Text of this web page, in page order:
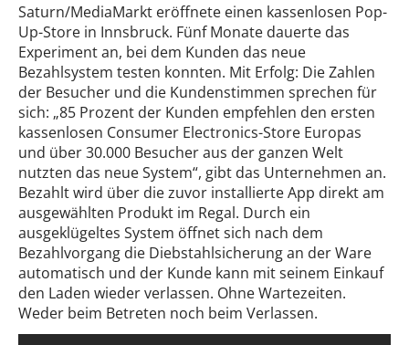
Saturn/MediaMarkt eröffnete einen kassenlosen Pop-
Up-Store in Innsbruck. Fünf Monate dauerte das
Experiment an, bei dem Kunden das neue
Bezahlsystem testen konnten. Mit Erfolg: Die Zahlen
der Besucher und die Kundenstimmen sprechen für
sich: „85 Prozent der Kunden empfehlen den ersten
kassenlosen Consumer Electronics-Store Europas
und über 30.000 Besucher aus der ganzen Welt
nutzten das neue System“, gibt das Unternehmen an.
Bezahlt wird über die zuvor installierte App direkt am
ausgewählten Produkt im Regal. Durch ein
ausgeklügeltes System öffnet sich nach dem
Bezahlvorgang die Diebstahlsicherung an der Ware
automatisch und der Kunde kann mit seinem Einkauf
den Laden wieder verlassen. Ohne Wartezeiten.
Weder beim Betreten noch beim Verlassen.